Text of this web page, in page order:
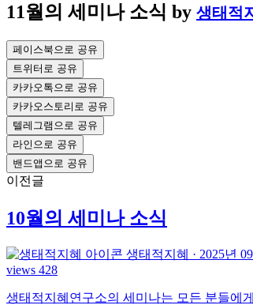
11월의 세미나 소식 by 생태적
페이스북으로 공유
트위터로 공유
카카오톡으로 공유
카카오스토리로 공유
텔레그램으로 공유
라인으로 공유
밴드앱으로 공유
이전글
10월의 세미나 소식
생태적지혜 · 2025년
views 428
생태적지혜연구소의 세미나는 모든 분들에